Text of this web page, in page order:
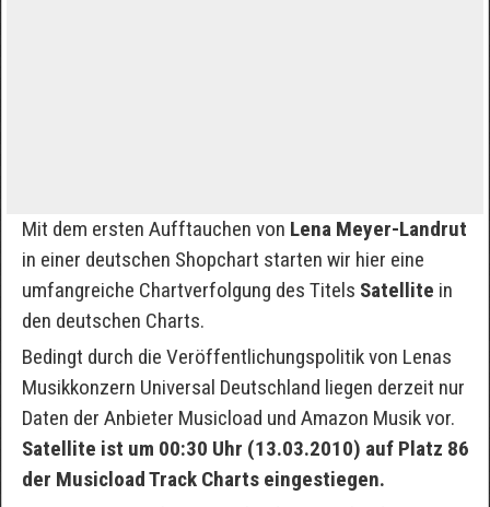
Mit dem ersten Aufftauchen von Lena Meyer-Landrut
in einer deutschen Shopchart starten wir hier eine
umfangreiche Chartverfolgung des Titels Satellite in
den deutschen Charts.
Bedingt durch die Veröffentlichungspolitik von Lenas
Musikkonzern Universal Deutschland liegen derzeit nur
Daten der Anbieter Musicload und Amazon Musik vor.
Satellite ist um 00:30 Uhr (13.03.2010) auf Platz 86
der Musicload Track Charts eingestiegen.